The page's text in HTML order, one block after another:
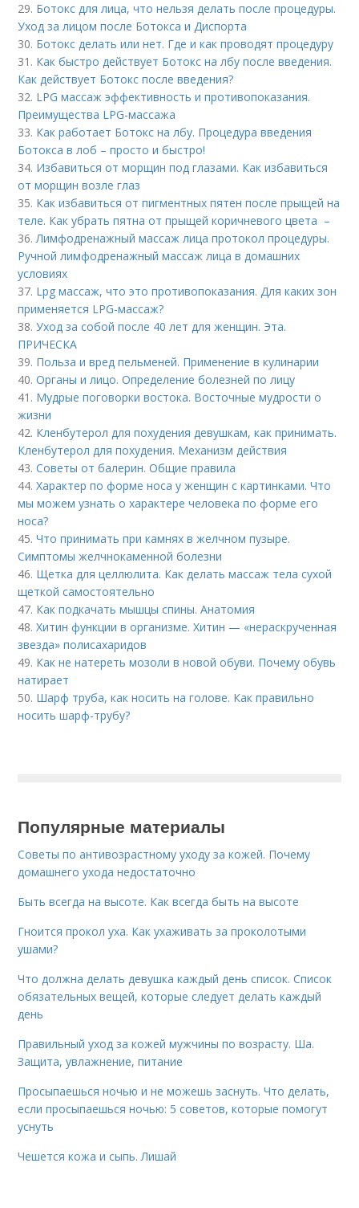
29. Ботокс для лица, что нельзя делать после процедуры.
Уход за лицом после Ботокса и Диспорта
30. Ботокс делать или нет. Где и как проводят процедуру
31. Как быстро действует Ботокс на лбу после введения.
Как действует Ботокс после введения?
32. LPG массаж эффективность и противопоказания.
Преимущества LPG-массажа
33. Как работает Ботокс на лбу. Процедура введения
Ботокса в лоб – просто и быстро!
34. Избавиться от морщин под глазами. Как избавиться
от морщин возле глаз
35. Как избавиться от пигментных пятен после прыщей на
теле. Как убрать пятна от прыщей коричневого цвета –
36.Лимфодренажный массаж лица протокол процедуры.
Ручной лимфодренажный массаж лица в домашних
условиях
37. Lpg массаж, что это противопоказания. Для каких зон
применяется LPG-массаж?
38.Уход за собой после 40 лет для женщин. Эта.
ПРИЧЕСКА
39. Польза и вред пельменей. Применение в кулинарии
40.Органы и лицо. Определение болезней по лицу
41. Мудрые поговорки востока. Восточные мудрости о
жизни
42. Кленбутерол для похудения девушкам, как принимать.
Кленбутерол для похудения. Механизм действия
43.Советы от балерин. Общие правила
44.Характер по форме носа у женщин с картинками. Что
мы можем узнать о характере человека по форме его
носа?
45.Что принимать при камнях в желчном пузыре.
Симптомы желчнокаменной болезни
46. Щетка для целлюлита. Как делать массаж тела сухой
щеткой самостоятельно
47. Как подкачать мышцы спины. Анатомия
48.Хитин функции в организме. Хитин — «нераскрученная
звезда» полисахаридов
49. Как не натереть мозоли в новой обуви. Почему обувь
натирает
50. Шарф труба, как носить на голове. Как правильно
носить шарф-трубу?
Популярные материалы
Советы по антивозрастному уходу за кожей. Почему
домашнего ухода недостаточно
Быть всегда на высоте. Как всегда быть на высоте
Гноится прокол уха. Как ухаживать за проколотыми
ушами?
Что должна делать девушка каждый день список. Список
обязательных вещей, которые следует делать каждый
день
Правильный уход за кожей мужчины по возрасту. Ша.
Защита, увлажнение, питание
Просыпаешься ночью и не можешь заснуть. Что делать,
если просыпаешься ночью: 5 советов, которые помогут
уснуть
Чешется кожа и сыпь. Лишай